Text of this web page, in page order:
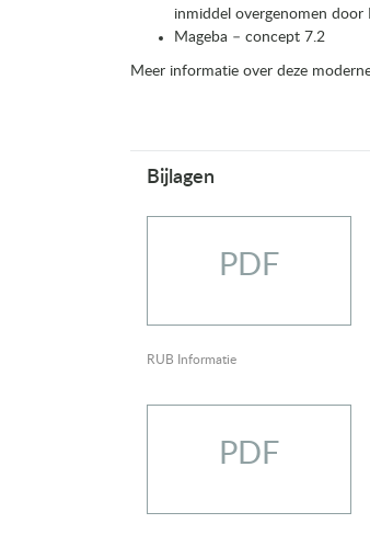
inmiddel overgenomen door
Mageba – concept 7.2
Meer informatie over deze
Bijlagen
PDF
RUB Informatie
PDF